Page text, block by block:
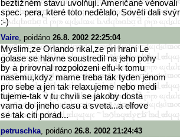
beztížném stavu uvolňují. Američané věnovali
spec. pera, které toto nedělalo, Sověti dali
:-)
Vaire, poidáno 26.8. 2002 22:25:04
Myslim,ze Orlando rikal,ze pri hrani Le
golase se hlavne soustredil na jeho pohy
by a prirovnal rozpolozeni elfu-k tomu
nasemu,kdyz mame treba tak tyden jenom
pro sebe a jen tak relaxujeme nebo medi
tujeme-tak v tu chvili se jakoby dosta
vama do jineho casu a sveta...a elfove
se tak citi porad...
petruschka, poidáno 26.8. 2002 21:24:43